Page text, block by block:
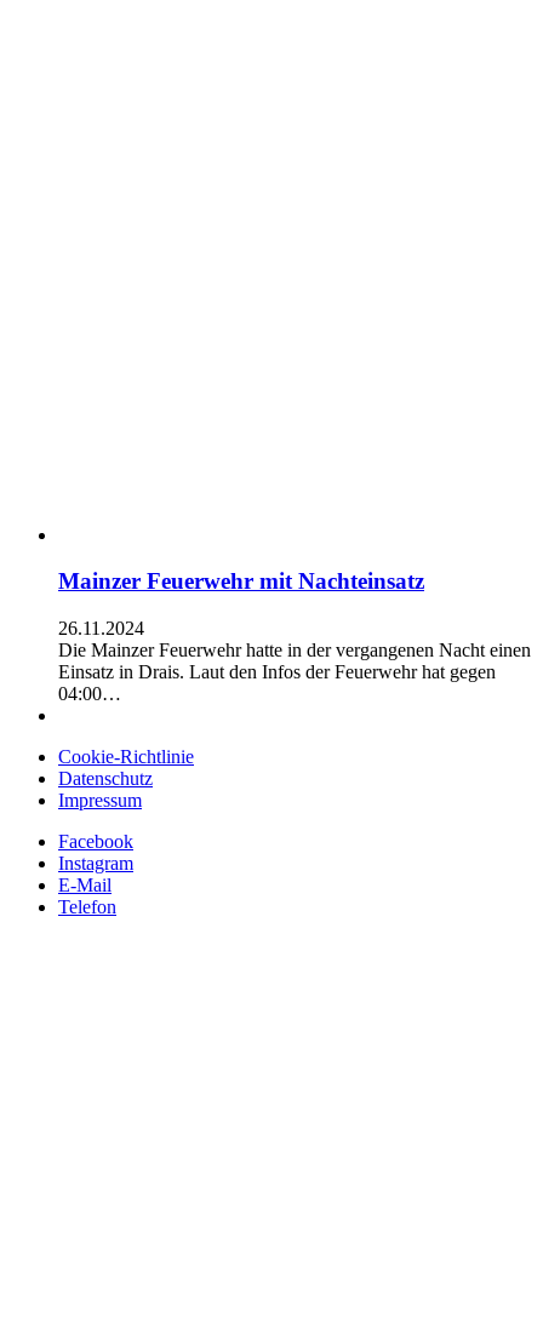
Mainzer Feuerwehr mit Nachteinsatz
26.11.2024
Die Mainzer Feuerwehr hatte in der vergangenen Nacht einen
Einsatz in Drais. Laut den Infos der Feuerwehr hat gegen
04:00…
Cookie-Richtlinie
Datenschutz
Impressum
Facebook
Instagram
E-Mail
Telefon